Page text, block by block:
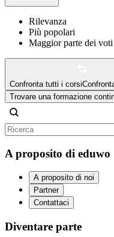
Rilevanza
Più popolari
Maggior parte dei voti
Confronta tutti i corsi
Trovare una formazione
A proposito di eduwo
A proposito di noi
Partner
Contattaci
Diventare parte